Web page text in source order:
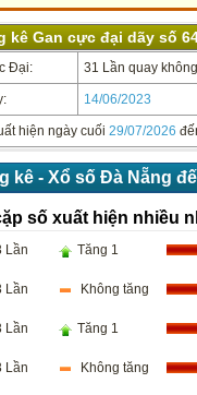
kê Gan cực đại dãy số
Đại: 31 Lần quay
14/06/2023
hiện ngày cuối 29/07/2026
kê - Xổ số Đà Nẵng
số xuất hiện nhiều
Lần Tăng 1
Lần Không tăng
Lần Tăng 1
Lần Không tăng